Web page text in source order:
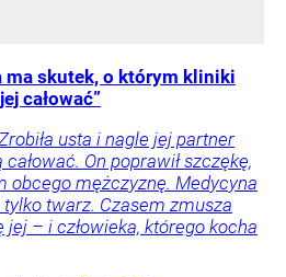
ma skutek, o którym kliniki
całować”
usta i nagle jej partner
On poprawił szczękę,
obcego mężczyznę. Medycyna
twarz. Czasem zmusza
jej – i człowieka, którego kocha